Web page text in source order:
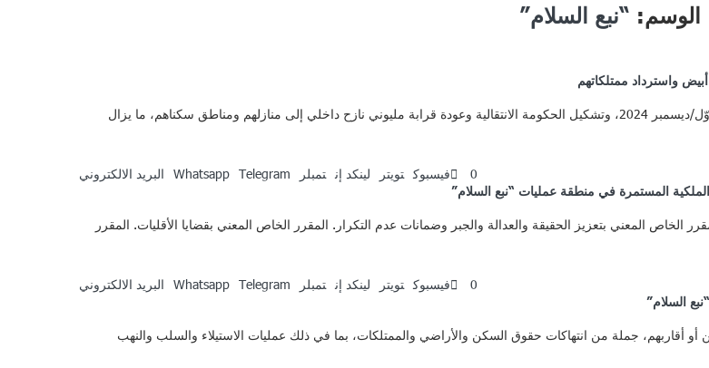
الوسم: “نبع السلام”
رغم التحوّلات الكبرى التي شهدتها سوريا، بما فيها سقوط نظام الأسد في 8 كانون الأوّل/ديسمبر 2024، وتشكيل الحكومة الانتقالية وعودة قرابة مليوني نازح داخلي إلى منازلهم ومناطق سكناهم، ما يزال
0
فيسبوك تويتر لينكد إن تمبلر Whatsapp Telegram البريد الالكتروني
المستمرة في منطقة عمليات “نبع السلام”
المعني بتعزيز الحقيقة والعدالة والجبر وضمانات عدم التكرار. المقرر الخاص المعني بقضايا الأقليات. المقرر
0
فيسبوك تويتر لينكد إن تمبلر Whatsapp Telegram البريد الالكتروني
السلام”
وبالاستناد إلى 38 مقابلة مع ضحايا مباشرين أو أقاربهم، جملة من انتهاكات حقوق السكن والأراضي والممتلكات، بما في ذلك عمليات الاستيلاء والسلب والنهب